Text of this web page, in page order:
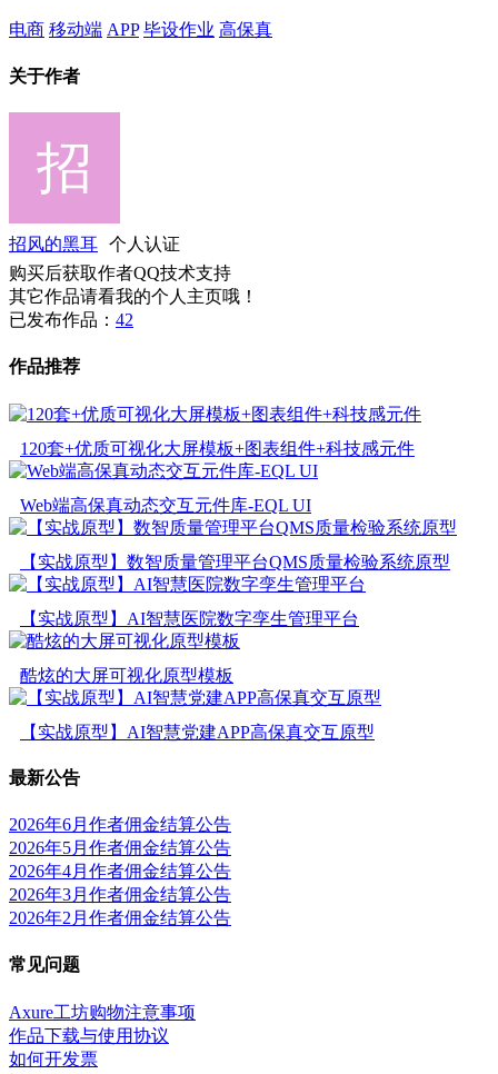
电商 移动端 APP 毕设作业 高保真
关于作者
招风的黑耳
个人认证
购买后获取作者QQ技术支持
其它作品请看我的个人主页哦！
已发布作品： 42
作品推荐
120套+优质可视化大屏模板+图表组件+科技感元件
Web端高保真动态交互元件库-EQL UI
【实战原型】数智质量管理平台QMS质量检验系统原型
【实战原型】AI智慧医院数字孪生管理平台
酷炫的大屏可视化原型模板
【实战原型】AI智慧党建APP高保真交互原型
最新公告
2026年6月作者佣金结算公告
2026年5月作者佣金结算公告
2026年4月作者佣金结算公告
2026年3月作者佣金结算公告
2026年2月作者佣金结算公告
常见问题
Axure工坊购物注意事项
作品下载与使用协议
如何开发票